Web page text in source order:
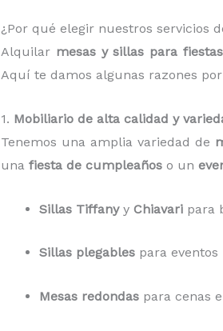
¿Por qué elegir nuestros servicios
Alquilar mesas y sillas para
Aquí te damos algunas razones
1. Mobiliario de alta calidad y
Tenemos una amplia variedad de
una fiesta de cumpleaños o un
Sillas Tiffanyy Chiavari para
Sillas plegables para
Mesas redondas para cenas